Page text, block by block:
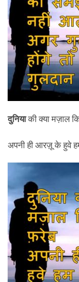
दुनियाकी क्या मज़ाल
अपनी ही आरज़ू के हुवे